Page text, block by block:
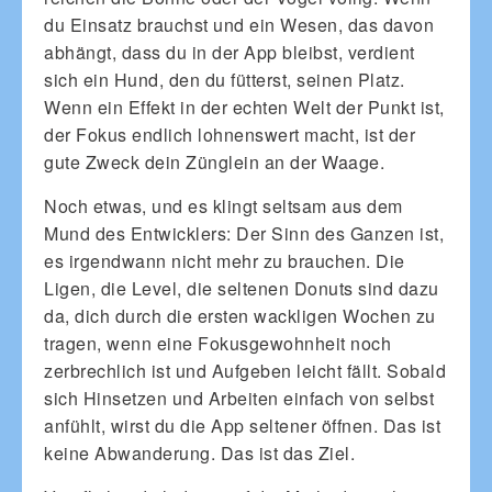
du Einsatz brauchst und ein Wesen, das davon
abhängt, dass du in der App bleibst, verdient
sich ein Hund, den du fütterst, seinen Platz.
Wenn ein Effekt in der echten Welt der Punkt ist,
der Fokus endlich lohnenswert macht, ist der
gute Zweck dein Zünglein an der Waage.
Noch etwas, und es klingt seltsam aus dem
Mund des Entwicklers: Der Sinn des Ganzen ist,
es irgendwann nicht mehr zu brauchen. Die
Ligen, die Level, die seltenen Donuts sind dazu
da, dich durch die ersten wackligen Wochen zu
tragen, wenn eine Fokusgewohnheit noch
zerbrechlich ist und Aufgeben leicht fällt. Sobald
sich Hinsetzen und Arbeiten einfach von selbst
anfühlt, wirst du die App seltener öffnen. Das ist
keine Abwanderung. Das ist das Ziel.